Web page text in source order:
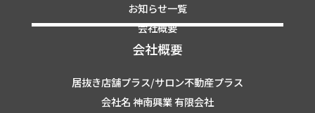
お知らせ一覧
会社概要
会社概要
居抜き店舗プラス/サロン不動産プラス
会社名 神南興業 有限会社